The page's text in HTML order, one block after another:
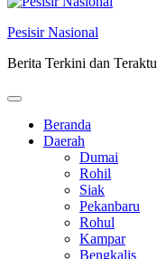
Pesisir Nasional
Berita Terkini dan
Beranda
Daerah
Dumai
Rohil
Siak
Pekanbaru
Rohul
Kampar
Bengkalis